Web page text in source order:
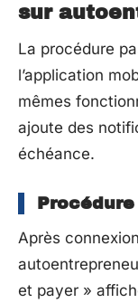
sur
La procédure
l’application
mêmes
ajoute des
échéance.
Après
et payer »